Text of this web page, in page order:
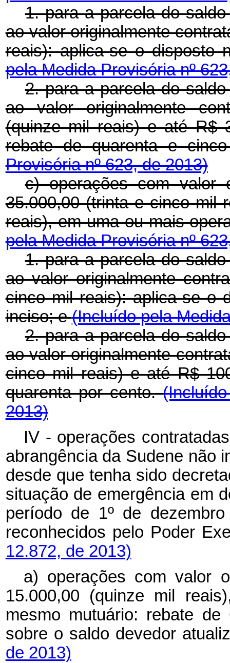
1. para a parcela do
ao valor originalmente
reais): aplica-se o disposto
pela Medida Provisória nº
2. para a parcela do
ao valor originalmente
(quinze mil reais) e até R$
rebate de quarenta e
Provisória nº 623, de 2013)
c) operações com valor
35.000,00 (trinta e cinco mil
reais), em uma ou mais
pela Medida Provisória nº
1. para a parcela do
ao valor originalmente
cinco mil reais): aplica-se o
inciso; e(Incluído pela
2. para a parcela do
ao valor originalmente
cinco mil reais) e até R$
quarenta por cento.
2013)
IV - operações
abrangência da Sudene não
desde que tenha sido
situação de emergência em
período de 1º de
reconhecidos pelo Poder
12.872, de 2013)
a) operações com valor
15.000,00 (quinze mil
mesmo mutuário: rebate
sobre o saldo devedor
de 2013)